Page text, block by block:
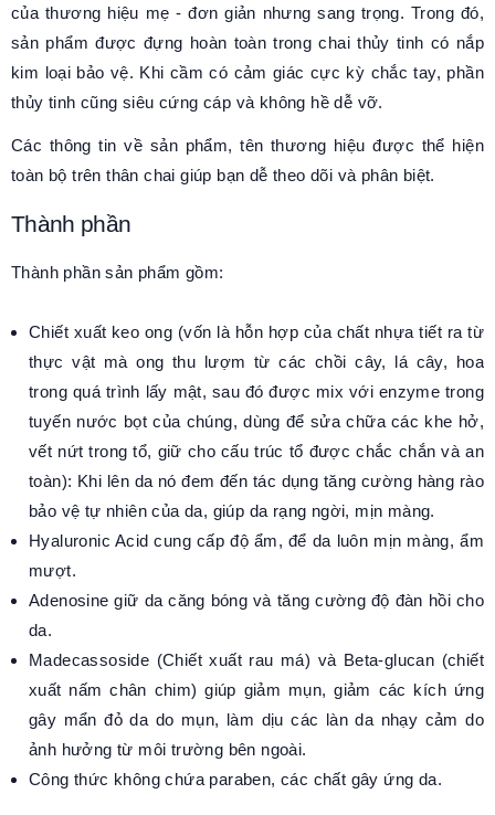
của thương hiệu mẹ - đơn giản nhưng sang trọng. Trong đó,
sản phẩm được đựng hoàn toàn trong chai thủy tinh có nắp
kim loại bảo vệ. Khi cầm có cảm giác cực kỳ chắc tay, phần
thủy tinh cũng siêu cứng cáp và không hề dễ vỡ.
Các thông tin về sản phẩm, tên thương hiệu được thể hiện
toàn bộ trên thân chai giúp bạn dễ theo dõi và phân biệt.
Thành phần
Thành phần sản phẩm gồm:
Chiết xuất keo ong (vốn là hỗn hợp của chất nhựa tiết ra từ
thực vật mà ong thu lượm từ các chồi cây, lá cây, hoa
trong quá trình lấy mật, sau đó được mix với enzyme trong
tuyến nước bọt của chúng, dùng để sửa chữa các khe hở,
vết nứt trong tổ, giữ cho cấu trúc tổ được chắc chắn và an
toàn): Khi lên da nó đem đến tác dụng tăng cường hàng rào
bảo vệ tự nhiên của da, giúp da rạng ngời, mịn màng.
Hyaluronic Acid cung cấp độ ẩm, để da luôn mịn màng, ẩm
mượt.
Adenosine giữ da căng bóng và tăng cường độ đàn hồi cho
da.
Madecassoside (Chiết xuất rau má) và Beta-glucan (chiết
xuất nấm chân chim) giúp giảm mụn, giảm các kích ứng
gây mẩn đỏ da do mụn, làm dịu các làn da nhạy cảm do
ảnh hưởng từ môi trường bên ngoài.
Công thức không chứa paraben, các chất gây ứng da.